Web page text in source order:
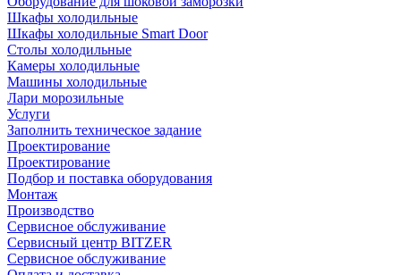
Шкафы холодильные
Шкафы холодильные Smart Door
Столы холодильные
Камеры холодильные
Машины холодильные
Лари морозильные
Услуги
Заполнить техническое задание
Проектирование
Проектирование
Подбор и поставка оборудования
Монтаж
Производство
Сервисное обслуживание
Сервисный центр BITZER
Сервисное обслуживание